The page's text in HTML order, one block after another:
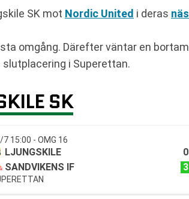
SK mot Nordic United i deras
omgång. Därefter väntar en
i Superettan.
SK
7 15:00 - OMG 16
LJUNGSKILE
0
SANDVIKENS IF
3